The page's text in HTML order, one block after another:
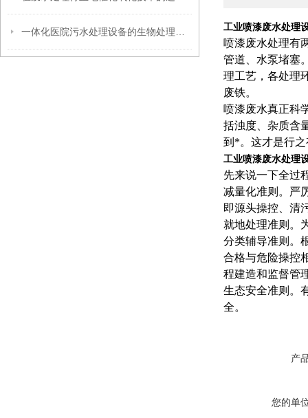
工业喷漆废水处理
喷漆废水处理有
管道、水泵堵塞
理工艺，各处理
废铁。
喷漆废水真正科
括浊度、杂质含
到*。这才是行
工业喷漆废水处理
先来说一下全过
减量化准则。严
即源头操控、清
就地处理准则。
分类辅导准则。
合格与危险操控
程建造和监督管
生态安全准则。
全。
产
您的单